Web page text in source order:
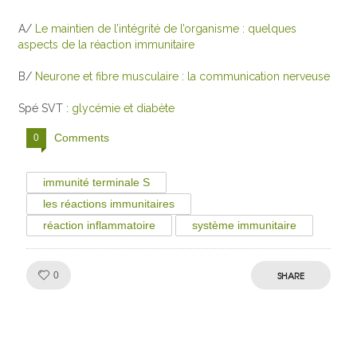
A/ Le maintien de l’intégrité de l’organisme : quelques
aspects de la réaction immunitaire
B/ Neurone et fibre musculaire : la communication nerveuse
Spé SVT : glycémie et diabète
0 Comments
immunité terminale S
les réactions immunitaires
réaction inflammatoire
système immunitaire
0 SHARE